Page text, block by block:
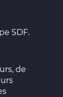
SDF.
de